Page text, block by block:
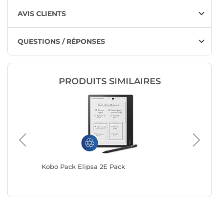
AVIS CLIENTS
QUESTIONS / RÉPONSES
PRODUITS SIMILAIRES
Kobo Pack Elipsa 2E Pack